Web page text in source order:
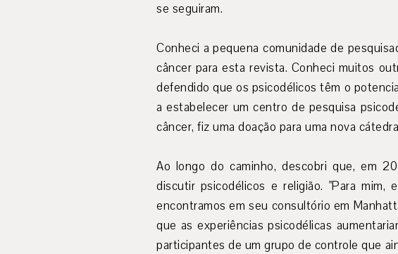
se seguiram.
Conheci a pequena comunidade de
câncer para esta revista. Conheci muitos
defendido que os psicodélicos têm o
a estabelecer um centro de pesquisa
câncer, fiz uma doação para uma nova
Ao longo do caminho, descobri que, em
discutir psicodélicos e religião. "Para mim,
encontramos em seu consultório em
que as experiências psicodélicas
participantes de um grupo de controle que